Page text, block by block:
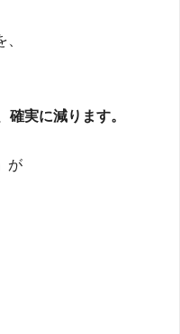
実に減ります。
が